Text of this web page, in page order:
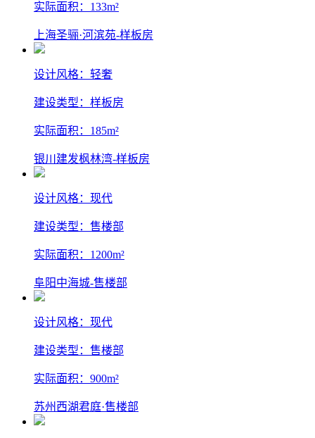
实际面积：133m²
上海圣骊·河滨苑-样板房
设计风格：轻奢
建设类型：样板房
实际面积：185m²
银川建发枫林湾-样板房
设计风格：现代
建设类型：售楼部
实际面积：1200m²
阜阳中海城-售楼部
设计风格：现代
建设类型：售楼部
实际面积：900m²
苏州西湖君庭·售楼部